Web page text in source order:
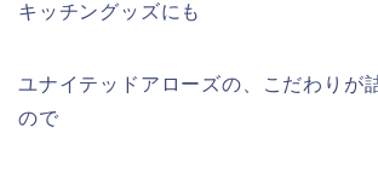
キッチングッズにも
ユナイテッドアローズの、こだわりが
ので